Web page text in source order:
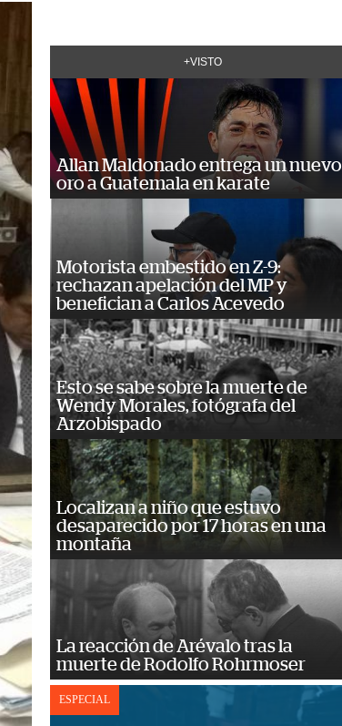
+VISTO
Allan Maldonado entrega un nuevo
oro a Guatemala en karate
Motorista embestido en Z-9:
rechazan apelación del MP y
benefician a Carlos Acevedo
Esto se sabe sobre la muerte de
Wendy Morales, fotógrafa del
Arzobispado
Localizan a niño que estuvo
desaparecido por 17 horas en una
montaña
La reacción de Arévalo tras la
muerte de Rodolfo Rohrmoser
ESPECIAL